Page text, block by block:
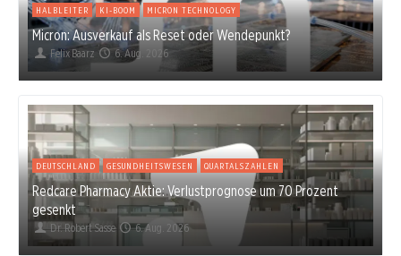
HALBLEITER KI-BOOM MICRON TECHNOLOGY
Micron: Ausverkauf als Reset oder Wendepunkt?
Felix Baarz 6. Aug. 2026
DEUTSCHLAND GESUNDHEITSWESEN QUARTALSZAHLEN
Redcare Pharmacy Aktie: Verlustprognose um 70 Prozent
gesenkt
Dr. Robert Sasse 6. Aug. 2026